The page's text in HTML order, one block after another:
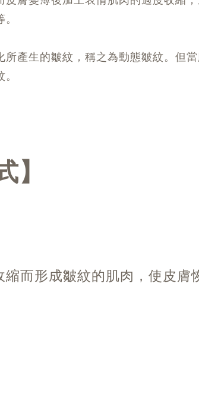
產生的皺紋，稱之為動態皺紋。但
而形成皺紋的肌肉，使皮膚